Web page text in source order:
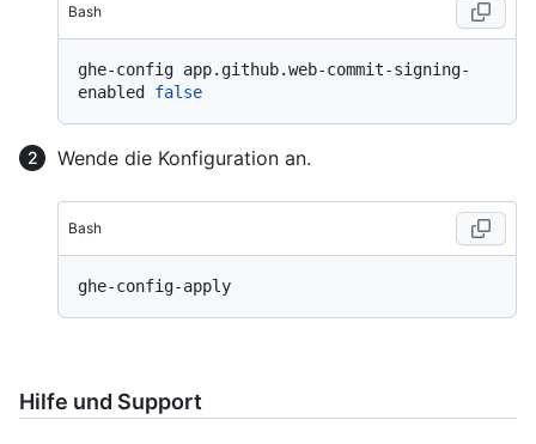
Bash
ghe-config app.github.web-commit-signing-
enabled false
Wende die Konfiguration an.
Bash
Hilfe und Support